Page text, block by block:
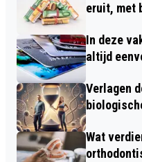
eruit, met
In deze
altijd
Verlagen
Wat